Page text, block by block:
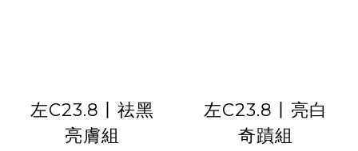
左C23.8丨祛黑
亮膚組
左C23.8丨亮白
奇蹟組